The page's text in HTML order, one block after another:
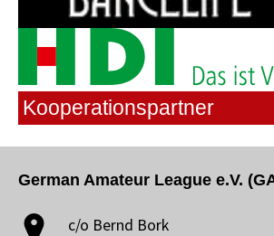
Kooperationspartner
German Amateur League e.V.
c/o Bernd Bork